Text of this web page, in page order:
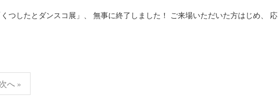
つしたとダンスコ展」、 無事に終了しました！ ご来場いただいた方はじめ、 応
次へ »